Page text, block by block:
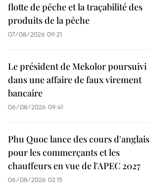
flotte de pêche et la traçabilité des
produits de la pêche
07/08/2026 09:21
Le président de Mekolor poursuivi
dans une affaire de faux virement
bancaire
06/08/2026 09:41
Phu Quoc lance des cours d'anglais
pour les commerçants et les
chauffeurs en vue de l'APEC 2027
06/08/2026 02:15